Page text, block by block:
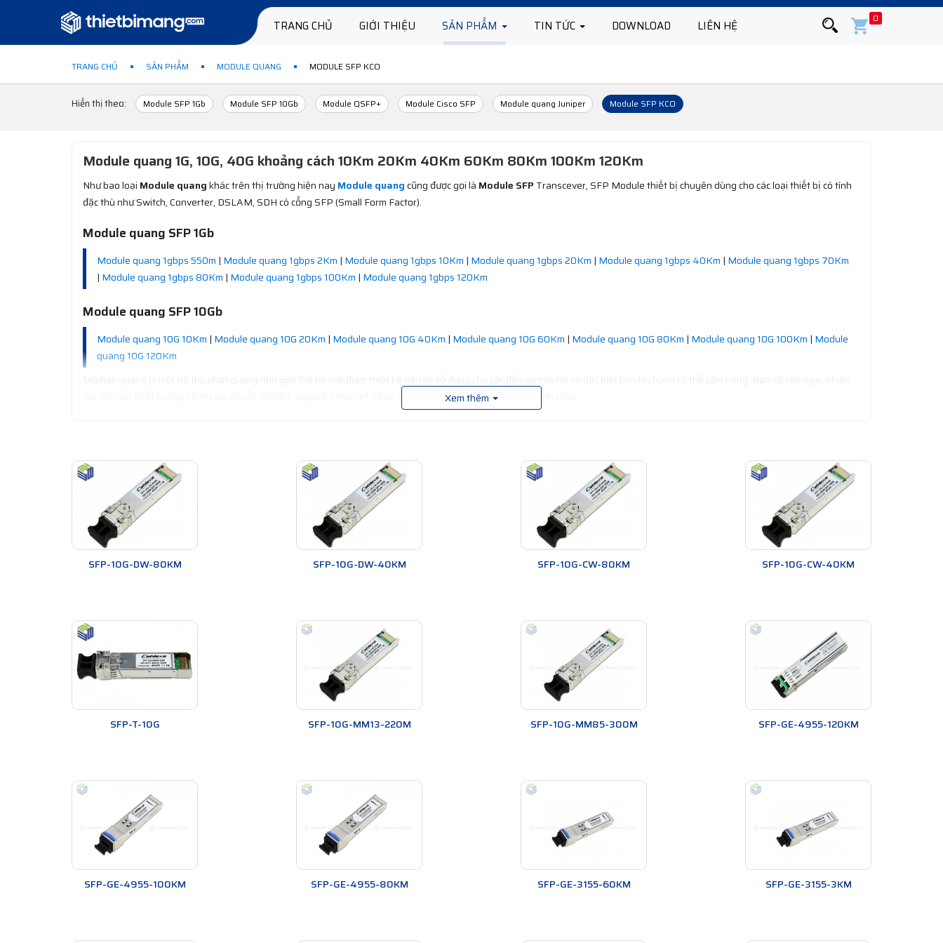
TRANG CHỦ GIỚI THIỆU SẢN PHẨM TIN TỨC DOWNLOAD LIÊN HỆ 0
TRANG CHỦ SẢN PHẨM MODULE QUANG MODULE SFP KCO
Hiển thị theo: Module SFP 1Gb Module SFP 10Gb Module QSFP+ Module Cisco SFP Module quang Juniper Module SFP KCO
Module quang 1G, 10G, 40G khoảng cách 10Km 20Km 40Km 60Km 80Km 100Km 120Km
Như bao loại Module quangkhác trên thị trường hiện nay Module quangcũng được gọi là Module SFP Transcever, SFP Module thiết bị chuyên dùng cho các loại thiết bị có tính
đặc thù như Switch, Converter, DSLAM, SDH có cổng SFP (Small Form Factor).
Module quang SFP 1Gb
Module quang 1gbps 550m | Module quang 1gbps 2Km | Module quang 1gbps 10Km | Module quang 1gbps 20Km | Module quang 1gbps 40Km | Module quang 1gbps 70Km
| Module quang 1gbps 80Km | Module quang 1gbps 100Km | Module quang 1gbps 120Km
Module quang SFP 10Gb
Module quang 10G 10Km | Module quang 10G 20Km | Module quang 10G 40Km | Module quang 10G 60Km | Module quang 10G 80Km | Module quang 10G 100Km | Module
quang 10G 120Km
hơn khi loại thiết bị này hỗ trợ các chuẩn SONET, Gigabit Ethernet, Fiber Channel và nhiều chuẩn truyền hình khác.
Hình ảnh: Module quang Cisco chính hãng
Module quang có điểm gì nổi bật?
Module đa dạng với nhiều loại khác nhau
Đúng thế, tương tự như các loại thiết bị khác module SFPcũng thể hiện được thế mạnh bởi sự đa dạng. Chúng có thể phân ra theo tốc độ 155M (10/100Mbps ) , 1.25G (1000Mbps)
hay SDH(STM-1, STM-4, STM-16) hay theo các chuẩn cáp quang Singlemode cáp quang Multimode. Số sợi quang cũng có thể là 1 hoặc 2 và cho khoảng cách kết nối tối đa
Xem thêm
SFP-10G-DW-80KM SFP-10G-DW-40KM SFP-10G-CW-80KM SFP-10G-CW-40KM
SFP-T-10G SFP-10G-MM13-220M SFP-10G-MM85-300M SFP-GE-4955-120KM
SFP-GE-4955-100KM SFP-GE-4955-80KM SFP-GE-3155-60KM SFP-GE-3155-3KM